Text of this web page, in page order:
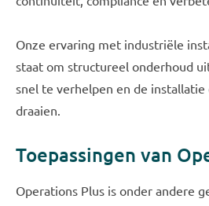
Onze ervaring met industriële
staat om structureel onderhoud
snel te verhelpen en de
draaien.
Toepassingen van
Operations Plus is onder andere